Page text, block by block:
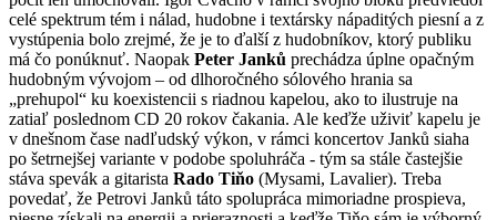
celé spektrum tém i nálad, hudobne i textársky nápaditých piesní a z
vystúpenia bolo zrejmé, že je to ďalší z hudobníkov, ktorý publiku
má čo ponúknuť. Naopak Peter Janků prechádza úplne opačným
hudobným vývojom – od dlhoročného sólového hrania sa
„prehupol“ ku koexistencii s riadnou kapelou, ako to ilustruje na
zatiaľ poslednom CD 20 rokov čakania. Ale keďže uživiť kapelu je
v dnešnom čase nadľudský výkon, v rámci koncertov Janků siaha
po šetrnejšej variante v podobe spoluhráča - tým sa stále častejšie
stáva spevák a gitarista Rado Tiňo (Mysami, Lavalier). Treba
povedať, že Petrovi Janků táto spolupráca mimoriadne prospieva,